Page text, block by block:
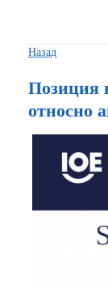
Назад
Позиция
относно